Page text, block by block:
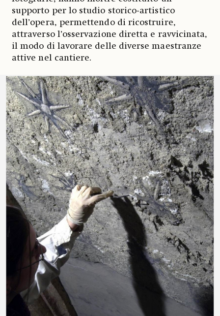
supporto per lo studio storico-artistico
dell’opera, permettendo di ricostruire,
attraverso l’osservazione diretta e ravvicinata,
il modo di lavorare delle diverse maestranze
attive nel cantiere.